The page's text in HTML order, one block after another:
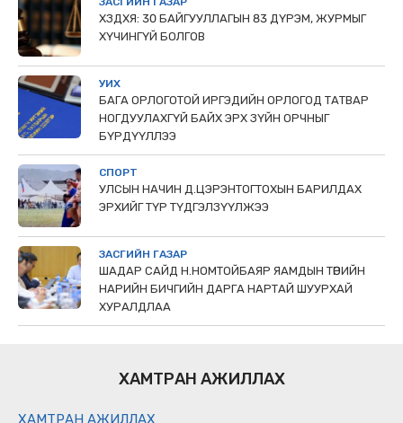
ХЗДХЯ: 30 БАЙГУУЛЛАГЫН 83 ДҮРЭМ, ЖУРМЫГ
ХҮЧИНГҮЙ БОЛГОВ
УИХ
БАГА ОРЛОГОТОЙ ИРГЭДИЙН ОРЛОГОД ТАТВАР
НОГДУУЛАХГҮЙ БАЙХ ЭРХ ЗҮЙН ОРЧНЫГ
БҮРДҮҮЛЛЭЭ
СПОРТ
УЛСЫН НАЧИН Д.ЦЭРЭНТОГТОХЫН БАРИЛДАХ
ЭРХИЙГ ТҮР ТҮДГЭЛЗҮҮЛЖЭЭ
ЗАСГИЙН ГАЗАР
ШАДАР САЙД Н.НОМТОЙБАЯР ЯАМДЫН ТӨРИЙН
НАРИЙН БИЧГИЙН ДАРГА НАРТАЙ ШУУРХАЙ
ХУРАЛДЛАА
ХАМТРАН АЖИЛЛАХ
ХАМТРАН АЖИЛЛАХ